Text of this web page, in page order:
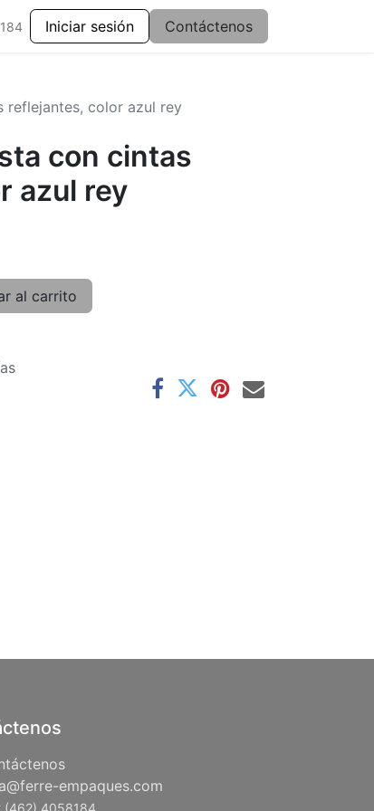
Iniciar sesión Contáctenos
reflejantes, color azul rey
con cintas
azul rey
al carrito
empaques.com
(462) 4058184